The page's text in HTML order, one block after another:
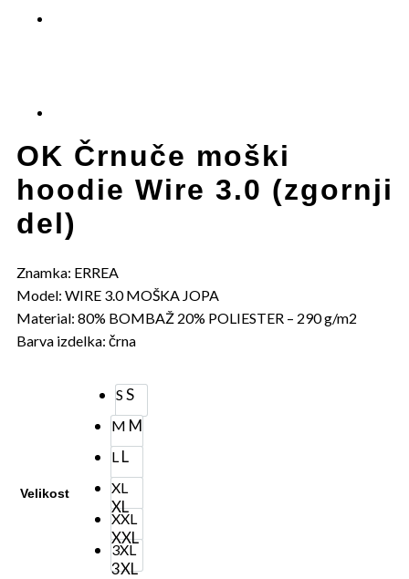
OK Črnuče moški
hoodie Wire 3.0 (zgornji
del)
Znamka: ERREA
Model: WIRE 3.0 MOŠKA JOPA
Material: 80% BOMBAŽ 20% POLIESTER – 290 g/m2
Barva izdelka: črna
Velikost
S S
M M
L L
XL
XL
XXL
XXL
3XL
3XL